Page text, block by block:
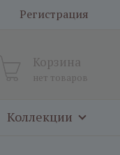
Регистрация
Корзина
нет товаров
Коллекции